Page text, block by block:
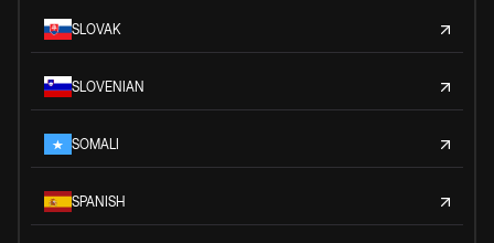
SLOVAK
SLOVENIAN
SOMALI
SPANISH